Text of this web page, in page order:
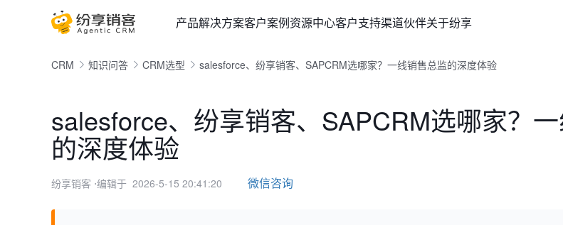
产品解决方案客户案例资源中心客户支持渠道伙伴关于纷享
CRM 知识问答 CRM选型 salesforce、纷享销客、SAPCRM选哪家？一线销售总监的深度体验
salesforce、纷享销客、SAPCRM选哪家？
的深度体验
纷享销客 ⋅编辑于 2026-5-15 20:41:20 微信咨询